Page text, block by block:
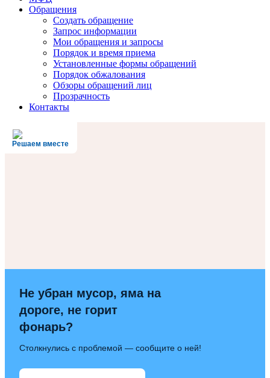
Обращения
Создать обращение
Запрос информации
Мои обращения и запросы
Порядок и время приема
Установленные формы обращений
Порядок обжалования
Обзоры обращений лиц
Прозрачность
Контакты
Решаем вместе
Не убран мусор, яма на
дороге, не горит
фонарь?
Столкнулись с проблемой — сообщите о ней!